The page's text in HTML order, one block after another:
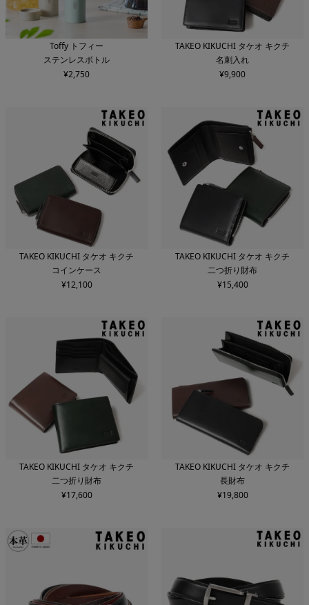
Toffy トフィー
ステンレスボトル
¥2,750
TAKEO KIKUCHI タケオ キクチ
名刺入れ
¥9,900
TAKEO KIKUCHI タケオ キクチ
コインケース
¥12,100
TAKEO KIKUCHI タケオ キクチ
二つ折り財布
¥15,400
TAKEO KIKUCHI タケオ キクチ
二つ折り財布
¥17,600
TAKEO KIKUCHI タケオ キクチ
長財布
¥19,800